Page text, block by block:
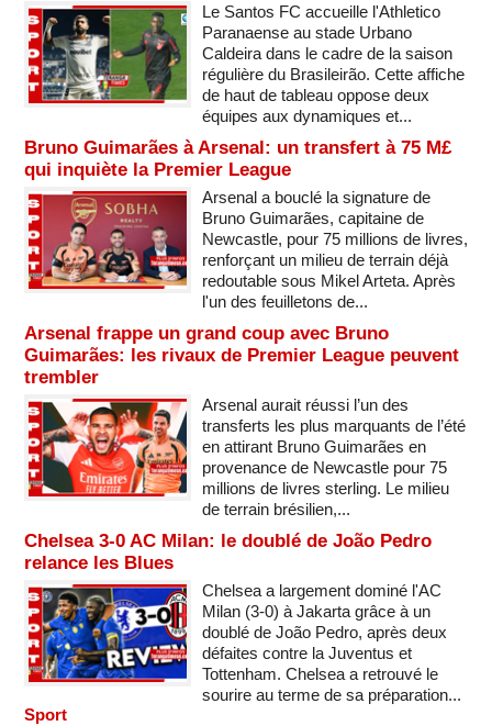
Le Santos FC accueille l'Athletico
Paranaense au stade Urbano
Caldeira dans le cadre de la saison
régulière du Brasileirão. Cette affiche
de haut de tableau oppose deux
équipes aux dynamiques et...
Bruno Guimarães à Arsenal: un transfert à 75 M£
qui inquiète la Premier League
Arsenal a bouclé la signature de
Bruno Guimarães, capitaine de
Newcastle, pour 75 millions de livres,
renforçant un milieu de terrain déjà
redoutable sous Mikel Arteta. Après
l'un des feuilletons de...
Arsenal frappe un grand coup avec Bruno
Guimarães: les rivaux de Premier League peuvent
trembler
Arsenal aurait réussi l’un des
transferts les plus marquants de l’été
en attirant Bruno Guimarães en
provenance de Newcastle pour 75
millions de livres sterling. Le milieu
de terrain brésilien,...
Chelsea 3-0 AC Milan: le doublé de João Pedro
relance les Blues
Chelsea a largement dominé l'AC
Milan (3-0) à Jakarta grâce à un
doublé de João Pedro, après deux
défaites contre la Juventus et
Tottenham. Chelsea a retrouvé le
sourire au terme de sa préparation...
Sport